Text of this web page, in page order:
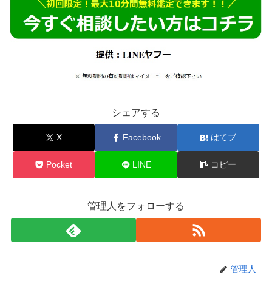
シェアする
X Facebook はてブ
Pocket LINE コピー
管理人をフォローする
管理人